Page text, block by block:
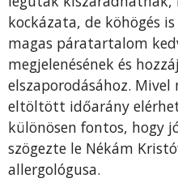
kockázata, de köhögés
magas páratartalom
megjelenésének és
elszaporodásához.
eltöltött időarány
különösen fontos, hogy
szögezte le Nékám
allergológusa.